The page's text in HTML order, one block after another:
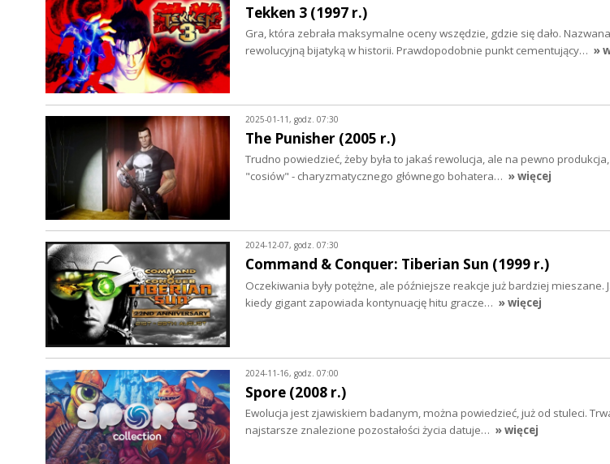
Tekken 3 (1997 r.)
Gra, która zebrała maksymalne oceny wszędzie, gdzie się dało.
rewolucyjną bijatyką w historii. Prawdopodobnie punkt cementujący… »
2025-01-11, godz. 07:30
The Punisher (2005 r.)
Trudno powiedzieć, żeby była to jakaś rewolucja, ale na pewno
"cosiów" - charyzmatycznego głównego bohatera… » więcej
2024-12-07, godz. 07:30
Command & Conquer: Tiberian Sun (1999 r.)
Oczekiwania były potężne, ale późniejsze reakcje już bardziej mieszane.
kiedy gigant zapowiada kontynuację hitu gracze… » więcej
2024-11-16, godz. 07:00
Spore (2008 r.)
Ewolucja jest zjawiskiem badanym, można powiedzieć, już od stuleci.
najstarsze znalezione pozostałości życia datuje… » więcej